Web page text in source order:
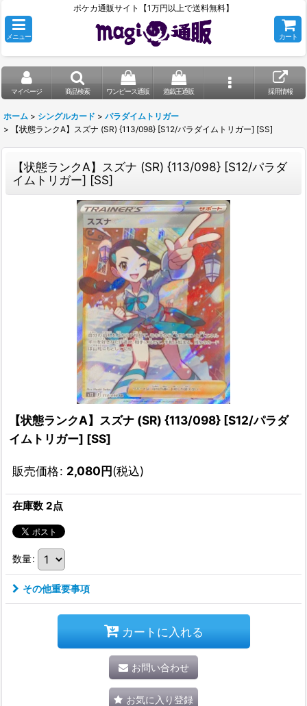
ポケカ通販サイト【1万円以上で送料無料】
メニュー カート
マイページ 商品検索 ワンピース通販 遊戯王通販 採用情報
ホーム > シングルカード > パラダイムトリガー
>
【状態ランクA】スズナ (SR) {113/098} [S12/パラダイムトリガー] [SS]
【状態ランクA】スズナ (SR) {113/098} [S12/パラダ
イムトリガー] [SS]
【状態ランクA】スズナ (SR) {113/098} [S12/パラダ
イムトリガー] [SS]
販売価格: 2,080円(税込)
在庫数 2点
数量:
その他重要事項
カートに入れる
お問い合わせ
お気に入り登録